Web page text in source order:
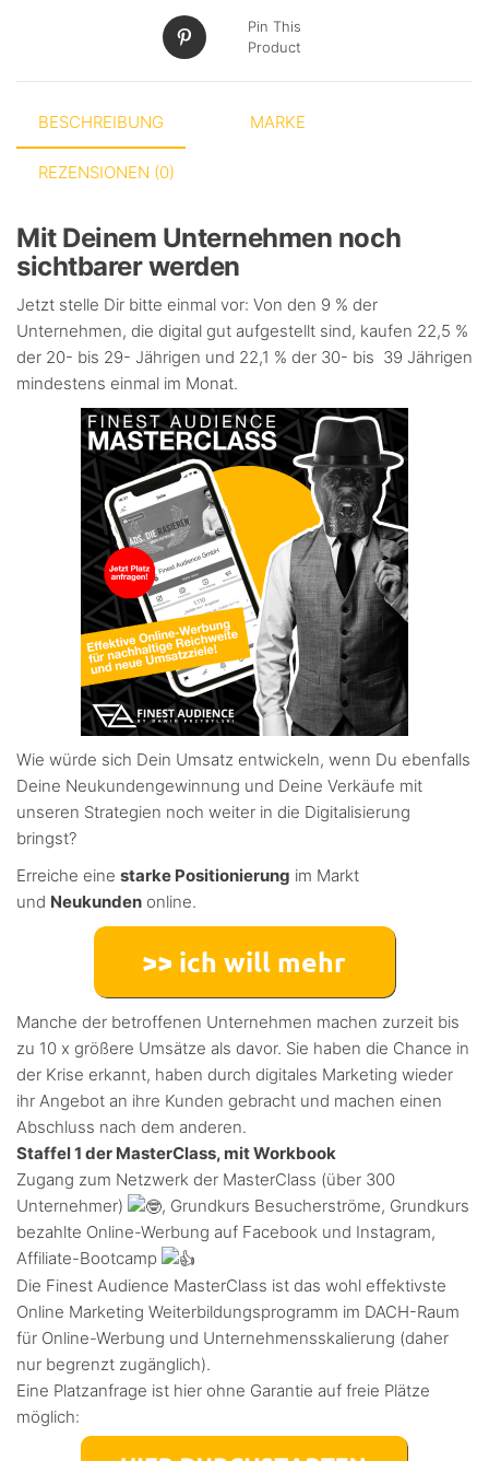
Pin This
Product
BESCHREIBUNG MARKE
REZENSIONEN (0)
Mit Deinem Unternehmen noch
sichtbarer werden
Jetzt stelle Dir bitte einmal vor: Von den 9 % der
Unternehmen, die digital gut aufgestellt sind, kaufen 22,5 %
der 20- bis 29- Jährigen und 22,1 % der 30- bis 39 Jährigen
mindestens einmal im Monat.
Wie würde sich Dein Umsatz entwickeln, wenn Du ebenfalls
Deine Neukundengewinnung und Deine Verkäufe mit
unseren Strategien noch weiter in die Digitalisierung
bringst?
Erreiche eine starke Positionierung im Markt
und Neukunden online.
Manche der betroffenen Unternehmen machen zurzeit bis
zu 10 x größere Umsätze als davor. Sie haben die Chance in
der Krise erkannt, haben durch digitales Marketing wieder
ihr Angebot an ihre Kunden gebracht und machen einen
Abschluss nach dem anderen.
Staffel 1 der MasterClass, mit Workbook
Zugang zum Netzwerk der MasterClass (über 300
Unternehmer)
, Grundkurs Besucherströme, Grundkurs
bezahlte Online-Werbung auf Facebook und Instagram,
Affiliate-Bootcamp
Die Finest Audience MasterClass ist das wohl effektivste
Online Marketing Weiterbildungsprogramm im DACH-Raum
für Online-Werbung und Unternehmensskalierung (daher
nur begrenzt zugänglich).
Eine Platzanfrage ist hier ohne Garantie auf freie Plätze
möglich: